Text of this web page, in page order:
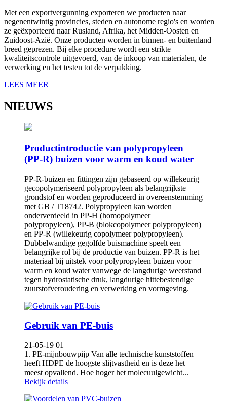
Met een exportvergunning exporteren we producten naar
negenentwintig provincies, steden en autonome regio's en worden
ze geëxporteerd naar Rusland, Afrika, het Midden-Oosten en
Zuidoost-Azië. Onze producten worden in binnen- en buitenland
breed geprezen. Bij elke procedure wordt een strikte
kwaliteitscontrole uitgevoerd, van de inkoop van materialen, de
verwerking en het testen tot de verpakking.
LEES MEER
NIEUWS
Productintroductie van polypropyleen
(PP-R) buizen voor warm en koud water
PP-R-buizen en fittingen zijn gebaseerd op willekeurig
gecopolymeriseerd polypropyleen als belangrijkste
grondstof en worden geproduceerd in overeenstemming
met GB / T18742. Polypropyleen kan worden
onderverdeeld in PP-H (homopolymeer
polypropyleen), PP-B (blokcopolymeer polypropyleen)
en PP-R (willekeurig copolymeer polypropyleen).
Dubbelwandige gegolfde buismachine speelt een
belangrijke rol bij de productie van buizen. PP-R is het
materiaal bij uitstek voor polypropyleen buizen voor
warm en koud water vanwege de langdurige weerstand
tegen hydrostatische druk, langdurige hittebestendige
zuurstofveroudering en verwerking en vormgeving.
Gebruik van PE-buis
21-05-19 01
1. PE-mijnbouwpijp Van alle technische kunststoffen
heeft HDPE de hoogste slijtvastheid en is deze het
meest opvallend. Hoe hoger het molecuulgewicht...
Bekijk details